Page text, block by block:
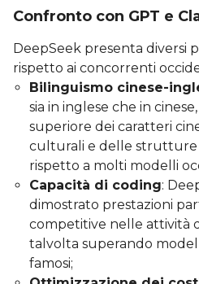
Confronto con GPT e
DeepSeek presenta diversi
rispetto ai concorrenti
Bilinguismo cinese-
sia in inglese che in
superiore dei caratteri
culturali e delle strutture
rispetto a molti modelli
Capacità di coding:
dimostrato prestazioni
competitive nelle attività
talvolta superando
famosi;